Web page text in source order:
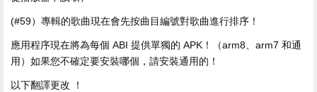
(#59）專輯的歌曲現在會先按曲目編號對歌曲進行排序！
應用程序現在將為每個 ABI 提供單獨的 APK！（arm8、arm7 和通
用）如果您不確定要安裝哪個，請安裝通用的！
以下翻譯更改 ！